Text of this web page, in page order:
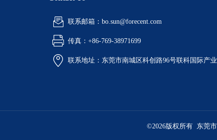
联系邮箱：bo.sun@forecent.com
传真：+86-769-38971699
联系地址：东莞市南城区科创路96号联科国际产
©2026版权所有 东莞